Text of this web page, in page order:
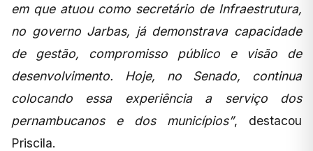
em que atuou como secretário de Infraestrutura,
no governo Jarbas, já demonstrava capacidade
de gestão, compromisso público e visão de
desenvolvimento. Hoje, no Senado, continua
colocando essa experiência a serviço dos
pernambucanos e dos municípios”, destacou
Priscila.